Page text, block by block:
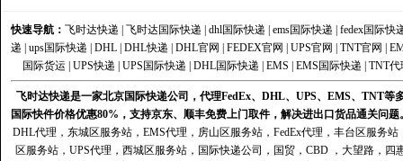
快速导航： 飞时达快递 飞时达国际快递 dhl国际快递 ems国际快递
fedex国际快
递
ups国际快递 DHL DHL快递 DHL官网 FEDEX官网 UPS官网 TNT官网
国际货运| UPS快递 UPS国际快递 DHL国际快递 EMS EMS国际快递 TNT代
飞时达快递是一家北京国际快递公司，代理FedEx、DHL、UPS、EMS、TNT
国际快件价格优惠80%，支持京东、顺丰免费上门取件，解决进出口货品通关问题
DHL代理 ， 东城区服务站 ， EMS代理 ， 房山区服务站 ， FedEx代理 ， 丰台区服务站
区服务站， UPS代理 ， 西城区服务站， 国际快递公司 ，国贸，CBD ，大望路，